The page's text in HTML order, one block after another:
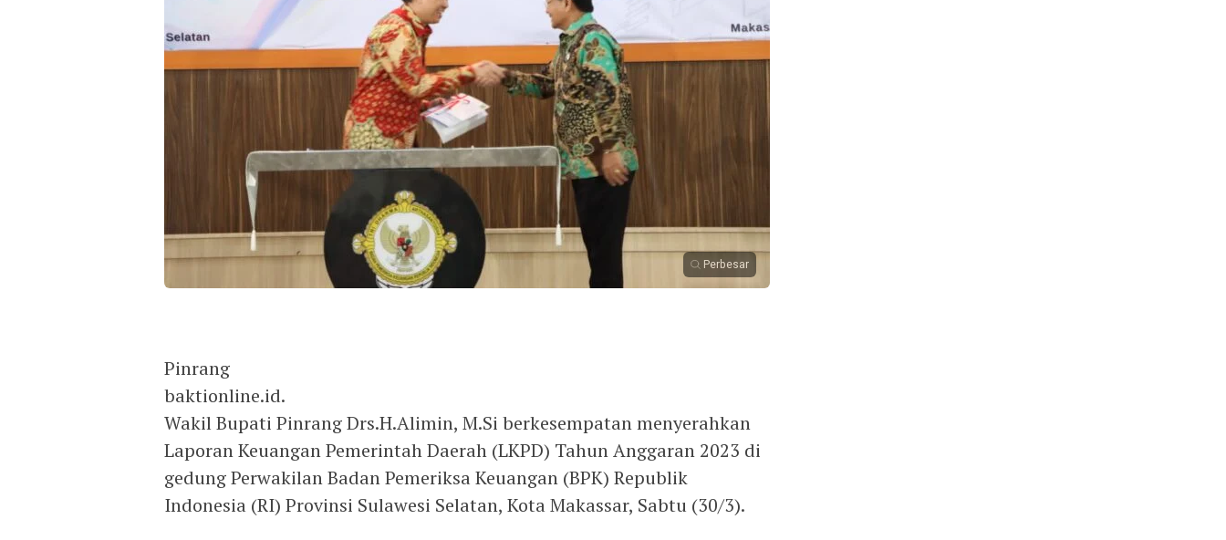
Perbesar
Pinrang
baktionline.id.
Wakil Bupati Pinrang Drs.H.Alimin, M.Si berkesempatan menyerahkan
Laporan Keuangan Pemerintah Daerah (LKPD) Tahun Anggaran 2023 di
gedung Perwakilan Badan Pemeriksa Keuangan (BPK) Republik
Indonesia (RI) Provinsi Sulawesi Selatan, Kota Makassar, Sabtu (30/3).